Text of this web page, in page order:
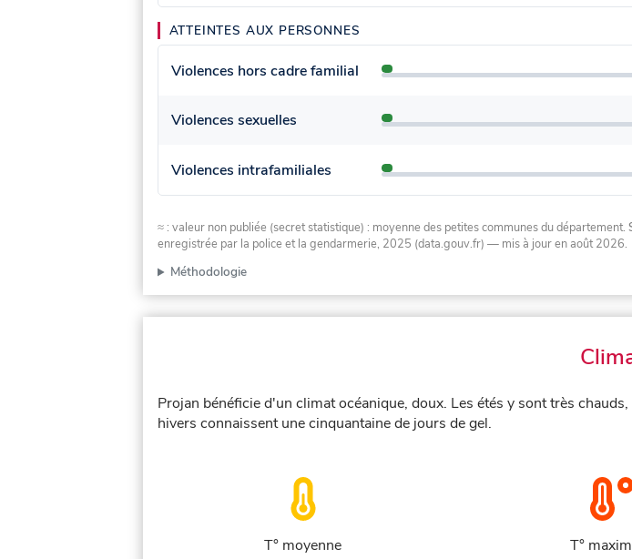
ATTEINTES AUX PERSONNES
Violences hors cadre familial
Violences sexuelles
Violences intrafamiliales
≈ : valeur non publiée (secret statistique) : moyenne des petites communes du département.
enregistrée par la police et la gendarmerie, 2025 (data.gouv.fr) — mis à jour en août 2026.
Méthodologie
Projan bénéficie d'un climat océanique, doux. Les étés y sont très
hivers connaissent une cinquantaine de jours de gel.
T° moyenne
T°